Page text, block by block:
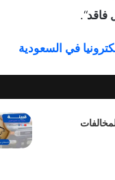
فاقد“.
في السعودية